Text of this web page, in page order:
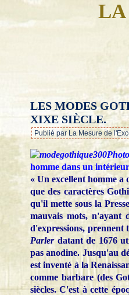
LA
LES MODES
XIXE SIÈCLE.
Publié par La Mesure de
homme dans un
« Un excellent homme
que des caractères
qu'il mette sous la
mauvais mots, n'ayant
d'expressions, prennent
Parlerdatant de 1676
pas anodine. Jusqu'au
est inventé à la
comme barbare (des
siècles. C'est à cette